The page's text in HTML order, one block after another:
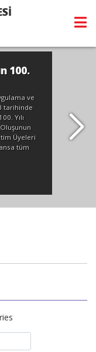
100.
ve
tarihinde
Yılı
Üyeleri
tüm